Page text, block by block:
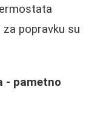
za popravku su
- pametno